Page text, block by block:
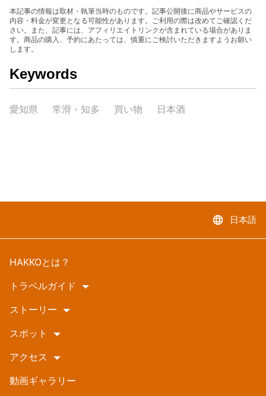
本記事の情報は取材・執筆当時のものです。記事公開後に商品やサービスの
内容・料金が変更となる可能性があります。ご利用の際は改めてご確認くだ
さい。また、記事には、アフィリエイトリンクが含まれている場合がありま
す。商品の購入、予約にあたっては、慎重にご検討いただきますようお願い
します。
Keywords
愛知県 常滑・知多 買い物 日本酒
language 日本語
HAKKOとは？
トラベルガイド
ストーリー
スポット
アクセス
動画ギャラリー